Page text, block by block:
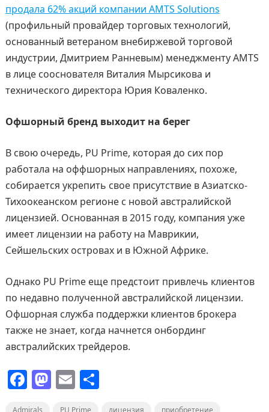
продала 62% акций компании AMTS Solutions
(профильный провайдер торговых технологий,
основанный ветераном внебиржевой торговой
индустрии, Дмитрием Ранневым) менеджменту AMTS
в лице сооснователя Виталия Мырсикова и
технического директора Юрия Коваленко.
Офшорный бренд выходит на берег
В свою очередь, PU Prime, которая до сих пор
работала на оффшорных направлениях, похоже,
собирается укрепить свое присутствие в Азиатско-
Тихоокеанском регионе с новой австралийской
лицензией. Основанная в 2015 году, компания уже
имеет лицензии на работу на Маврикии,
Сейшельских островах и в Южной Африке.
Однако PU Prime еще предстоит привлечь клиентов
по недавно полученной австралийской лицензии.
Офшорная служба поддержки клиентов брокера
также не знает, когда начнется онбординг
австралийских трейдеров.
F M E О
Admirals PU Prime лицензия приобретение